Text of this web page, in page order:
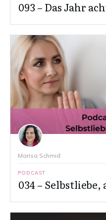
093 – Das Jahr
Marisa Schmid
PODCAST
034 –